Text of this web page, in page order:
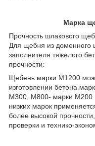
Марка
Прочность шлакового
Для щебня из доменного
заполнителя тяжелого
прочности:
Щебень марки М1200
изготовлении бетона
М300, М800- марки
низких марок
более высокой
проверки и технико-